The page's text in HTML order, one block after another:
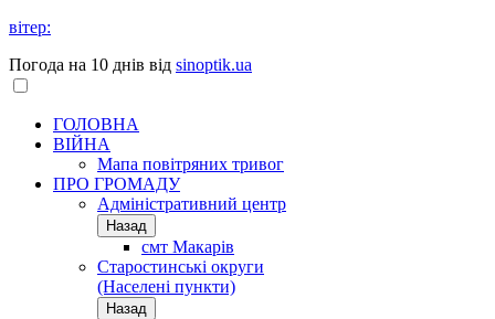
вітер:
Погода на 10 днів від sinoptik.ua
ГОЛОВНА
ВІЙНА
Мапа повітряних тривог
ПРО ГРОМАДУ
Aдміністративний центр
Назад
смт Макарів
Старостинські округи
(Населені пункти)
Назад